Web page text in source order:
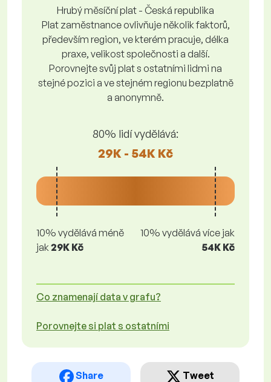
Hrubý měsíční plat - Česká republika
Plat zaměstnance ovlivňuje několik faktorů,
především region, ve kterém pracuje, délka
praxe, velikost společnosti a další.
Porovnejte svůj plat s ostatními lidmi na
stejné pozici a ve stejném regionu bezplatně
a anonymně.
80% lidí vydělává:
29K - 54K Kč
10% vydělává méně
jak29K Kč
10% vydělává více jak
54K Kč
Co znamenají data v grafu?
Porovnejte si plat s ostatními
Share Tweet